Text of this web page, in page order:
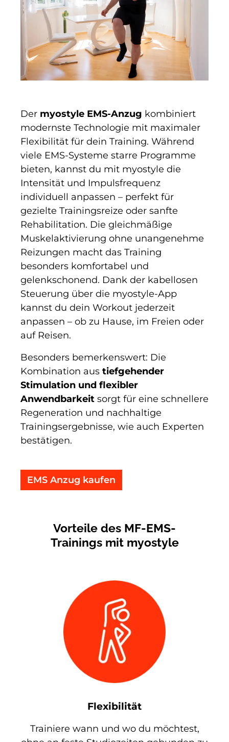
Der myostyle EMS-Anzug kombiniert
modernste Technologie mit maximaler
Flexibilität für dein Training. Während
viele EMS-Systeme starre Programme
bieten, kannst du mit myostyle die
Intensität und Impulsfrequenz
individuell anpassen – perfekt für
gezielte Trainingsreize oder sanfte
Rehabilitation. Die gleichmäßige
Muskelaktivierung ohne unangenehme
Reizungen macht das Training
besonders komfortabel und
gelenkschonend. Dank der kabellosen
Steuerung über die myostyle-App
kannst du dein Workout jederzeit
anpassen – ob zu Hause, im Freien oder
auf Reisen.
Besonders bemerkenswert: Die
Kombination aus tiefgehender
Stimulation und flexibler
Anwendbarkeit sorgt für eine schnellere
Regeneration und nachhaltige
Trainingsergebnisse, wie auch Experten
bestätigen.
EMS Anzug kaufen
Vorteile des MF-EMS-
Trainings mit myostyle
Flexibilität
Trainiere wann und wo du möchtest,